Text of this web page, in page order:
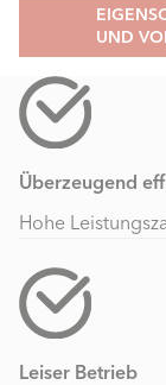
UND
Überzeugend
Hohe
Leiser Betrieb